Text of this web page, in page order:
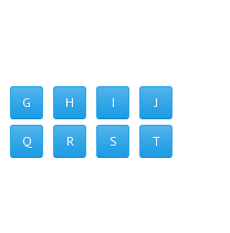
G H I J
Q R S T